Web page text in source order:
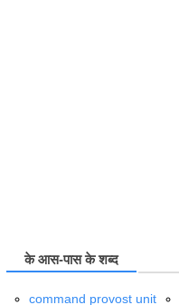
के आस-पास के शब्द
command provost unit